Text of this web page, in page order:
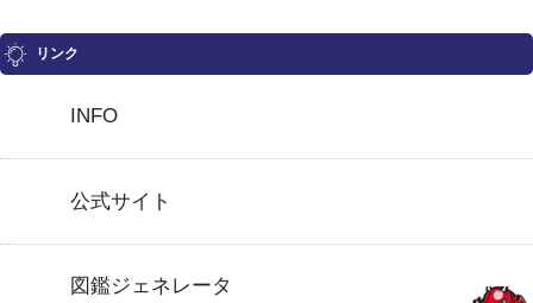
リンク
INFO
公式サイト
図鑑ジェネレータ